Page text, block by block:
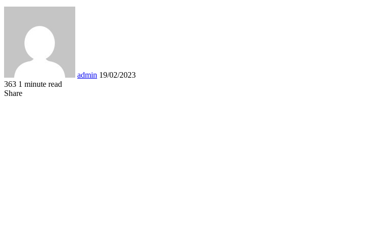
admin 19/02/2023
363 1 minute read
Facebook
Twitter
LinkedIn
Tumblr
Pinterest
Reddit
VKontakte
Odnoklassniki
Pocket
WhatsApp
Share
Print
Share